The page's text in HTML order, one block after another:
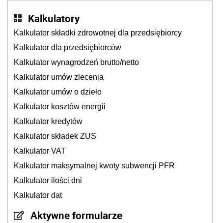
Kalkulatory
Kalkulator składki zdrowotnej dla przedsiębiorcy
Kalkulator dla przedsiębiorców
Kalkulator wynagrodzeń brutto/netto
Kalkulator umów zlecenia
Kalkulator umów o dzieło
Kalkulator kosztów energii
Kalkulator kredytów
Kalkulator składek ZUS
Kalkulator VAT
Kalkulator maksymalnej kwoty subwencji PFR
Kalkulator ilości dni
Kalkulator dat
Aktywne formularze